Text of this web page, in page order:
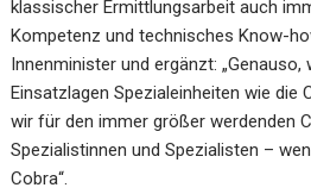
klassischer Ermittlungsarbeit auch
Kompetenz und technisches Know-
Innenminister und ergänzt:
Einsatzlagen Spezialeinheiten wie die
wir für den immer größer werdenden
Spezialistinnen und Spezialisten –
Cobra“.